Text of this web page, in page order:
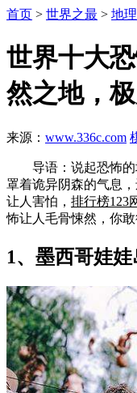
首页 > 世界之最 > 地
世界十大
然之地，
来源： www.336c.com
导语：说起恐怖的
罩着诡异阴森的气息
让人害怕， 排行榜123
怖让人毛骨悚然，你
1、墨西哥娃娃